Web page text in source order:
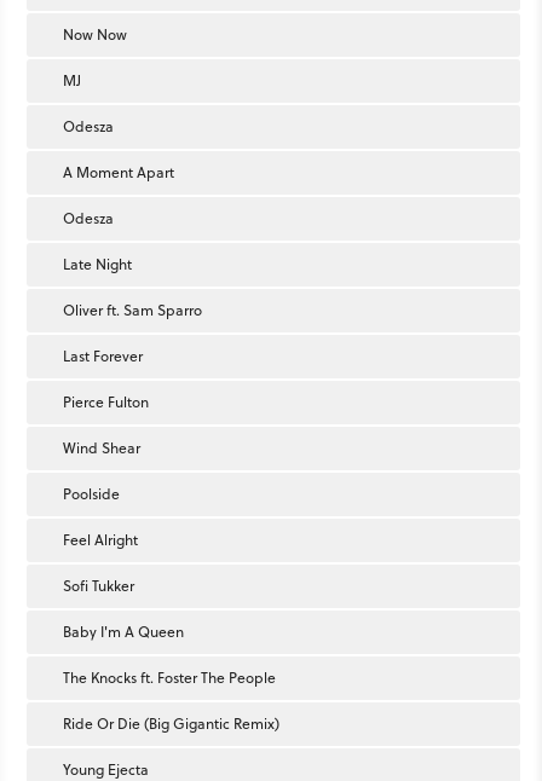
Now Now
MJ
Odesza
A Moment Apart
Odesza
Late Night
Oliver ft. Sam Sparro
Last Forever
Pierce Fulton
Wind Shear
Poolside
Feel Alright
Sofi Tukker
Baby I'm A Queen
The Knocks ft. Foster The People
Ride Or Die (Big Gigantic Remix)
Young Ejecta